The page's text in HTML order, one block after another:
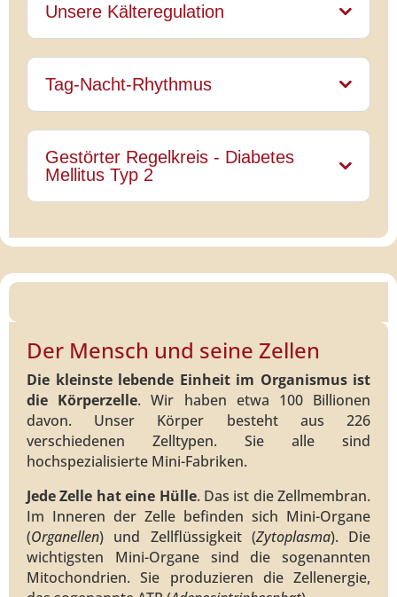
Unsere Kälteregulation
Tag-Nacht-Rhythmus
Gestörter Regelkreis - Diabetes
Mellitus Typ 2
Der Mensch und seine Zellen
Die kleinste lebende Einheit im Organismus ist
die Körperzelle. Wir haben etwa 100 Billionen
davon. Unser Körper besteht aus 226
verschiedenen Zelltypen. Sie alle sind
hochspezialisierte Mini-Fabriken.
Jede Zelle hat eine Hülle. Das ist die Zellmembran.
Im Inneren der Zelle befinden sich Mini-Organe
(Organellen) und Zellflüssigkeit (Zytoplasma). Die
wichtigsten Mini-Organe sind die sogenannten
Mitochondrien. Sie produzieren die Zellenergie,